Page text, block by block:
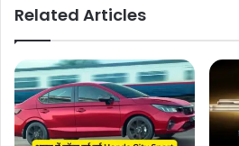
Related Articles